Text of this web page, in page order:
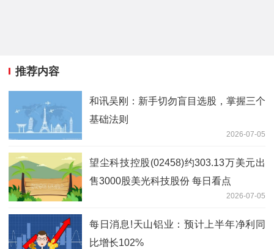
推荐内容
和讯吴刚：新手切勿盲目选股，掌握三个
基础法则
2026-07-05
望尘科技控股(02458)约303.13万美元出
售3000股美光科技股份 每日看点
2026-07-05
每日消息!天山铝业：预计上半年净利同
比增长102%